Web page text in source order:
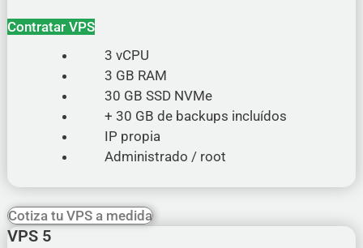
3 vCPU
3 GB RAM
30 GB SSD NVMe
+ 30 GB de backups incluídos
IP propia
Administrado / root
Contratar VPS
Cotiza tu VPS a medida
VPS 5